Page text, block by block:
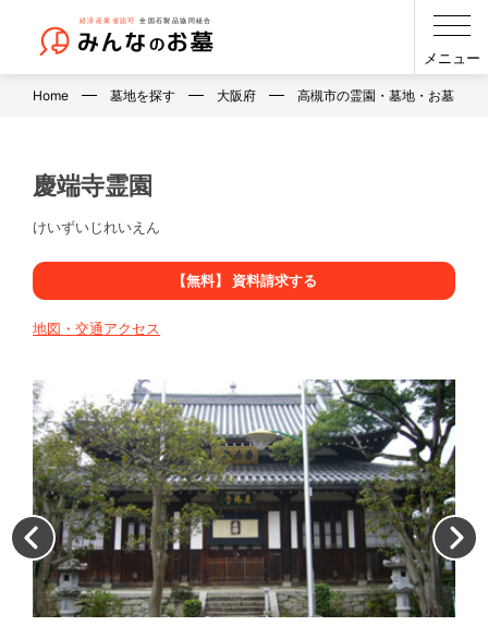
メニュー
Home 墓地を探す 大阪府 高槻市の霊園・墓地・お墓
慶端寺霊園
けいずいじれいえん
【無料】 資料請求する
地図・交通アクセス